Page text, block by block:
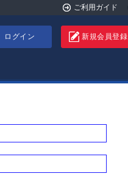
ご利用ガイド
新規会員登録
ログイン